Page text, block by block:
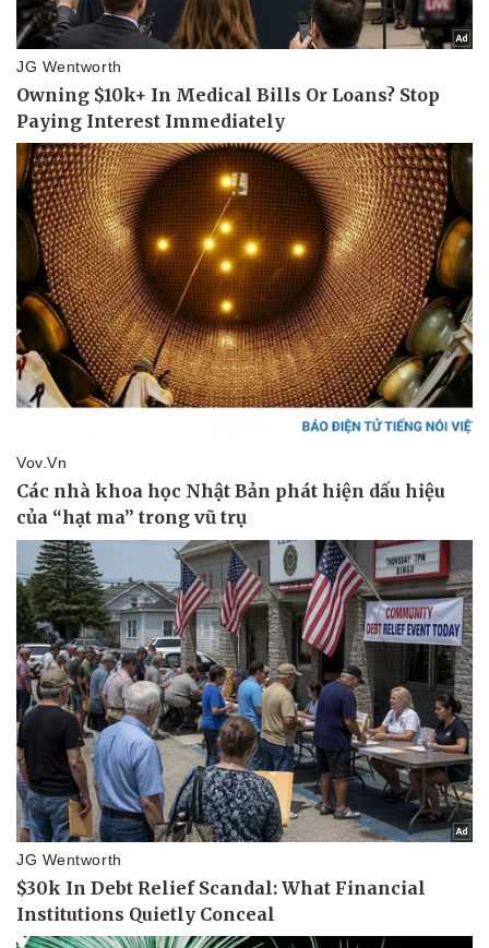
Thể thao
Bóng đá
Lịch thi đấu bóng đá
Thế giới thể thao
eSports
Hậu trường
Ô tô - Xe máy
Ô tô
Xe máy
Tư vấn